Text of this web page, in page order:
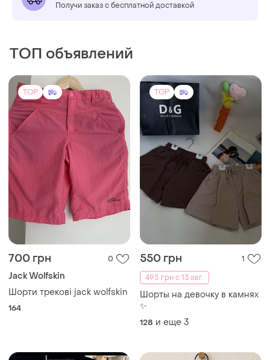
Получи заказ с бесплатной доставкой
ТОП объявлений
TOP
700 грн 0
Jack Wolfskin
Шорти трекові jack wolfskin
164
TOP
550 грн
1
495 грн с 13 авг.
Шорты на девочку в камнях
✨
128 и еще 3